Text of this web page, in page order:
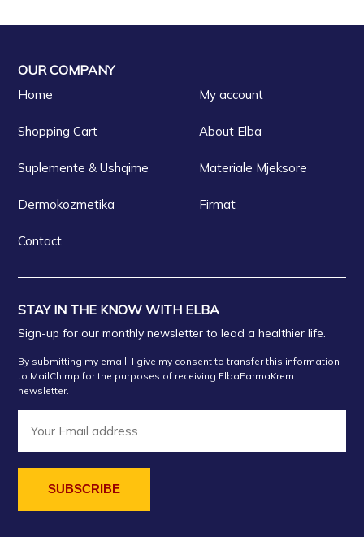
OUR COMPANY
Home My account
Shopping Cart About Elba
Suplemente & Ushqime Materiale Mjeksore
Dermokozmetika Firmat
Contact
STAY IN THE KNOW WITH ELBA
Sign-up for our monthly newsletter to lead a healthier life.
By submitting my email, I give my consent to transfer this information
to MailChimp for the purposes of receiving ElbaFarmaKrem
newsletter.